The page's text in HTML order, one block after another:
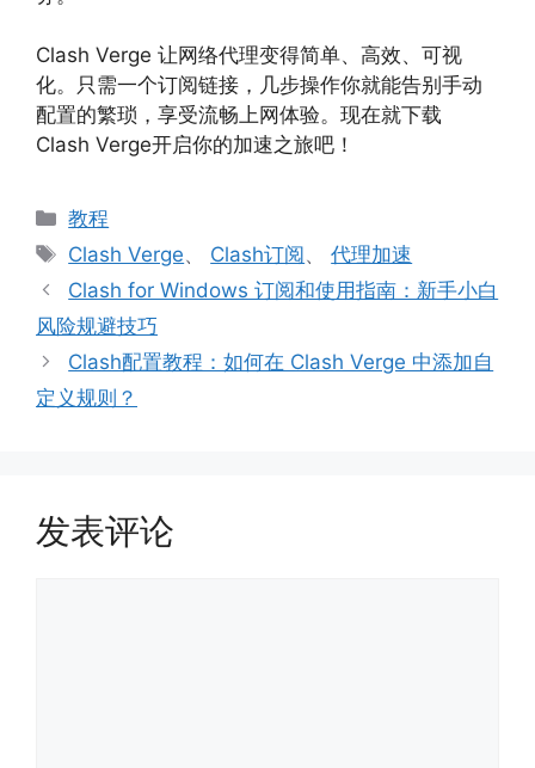
Clash Verge 让网络代理变得简单、高效、可视
化。只需一个订阅链接，几步操作你就能告别手动
配置的繁琐，享受流畅上网体验。现在就下载
Clash Verge开启你的加速之旅吧！
分
类
教程
标
签
Clash Verge、 Clash订阅、代理加速
Clash for Windows 订阅和使用指南：新手小白
风险规避技巧
Clash配置教程：如何在 Clash Verge 中添加自
定义规则？
发表评论